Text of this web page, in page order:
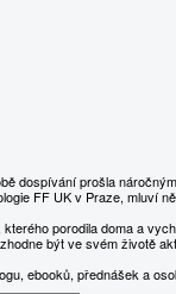
dospívání prošla
FF UK v Praze, mluví
porodila doma a
být ve svém životě
ebooků, přednášek a